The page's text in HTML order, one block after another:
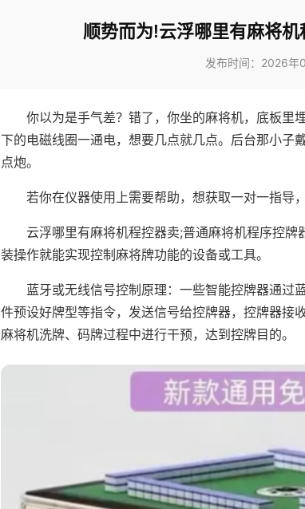
顺势而为!云浮哪里有麻将
发布时间：2026年
你以为是手气差？错了，你坐的麻将机，底板里
下的电磁线圈一通电，想要几点就几点。后台那小子
点炮。
若你在仪器使用上需要帮助，想获取一对一指导
云浮哪里有麻将机程控器卖;普通麻将机程序控
装操作就能实现控制麻将牌功能的设备或工具。
蓝牙或无线信号控制原理：一些智能控牌器通过
件预设好牌型等指令，发送信号给控牌器，控牌器接
麻将机洗牌、码牌过程中进行干预，达到控牌目的。